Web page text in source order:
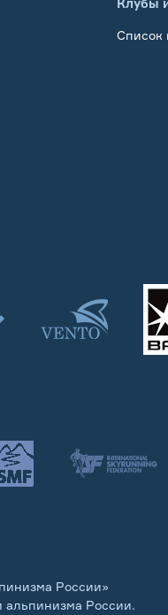
Клубы
Список
России»
России.